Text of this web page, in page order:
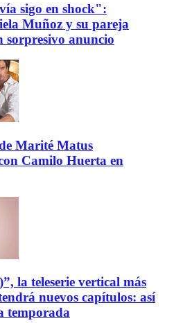
sigo en shock":
Muñoz y su pareja
sorpresivo anuncio
Marité Matus
Camilo Huerta en
la teleserie vertical más
nuevos capítulos: así
temporada